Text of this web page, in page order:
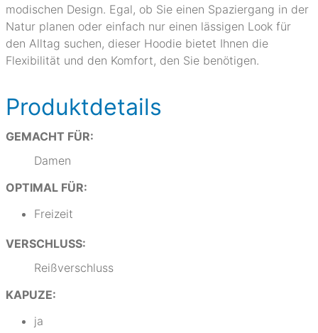
modischen Design. Egal, ob Sie einen Spaziergang in der
Natur planen oder einfach nur einen lässigen Look für
den Alltag suchen, dieser Hoodie bietet Ihnen die
Flexibilität und den Komfort, den Sie benötigen.
Produktdetails
GEMACHT FÜR:
Damen
OPTIMAL FÜR:
Freizeit
VERSCHLUSS:
Reißverschluss
KAPUZE:
ja